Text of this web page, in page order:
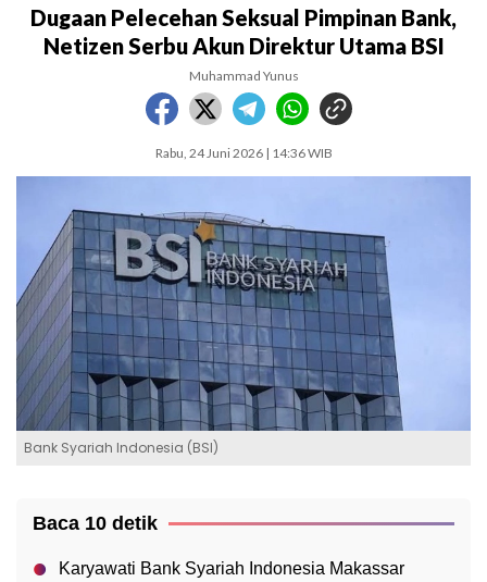
Dugaan Pelecehan Seksual Pimpinan Bank,
Netizen Serbu Akun Direktur Utama BSI
Muhammad Yunus
Rabu, 24 Juni 2026 | 14:36 WIB
Bank Syariah Indonesia (BSI)
Baca 10 detik
Karyawati Bank Syariah Indonesia Makassar